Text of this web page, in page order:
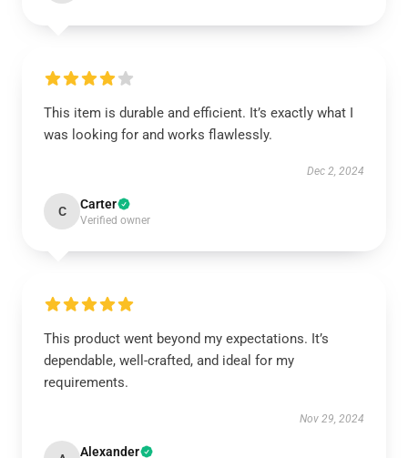
This item is durable and efficient. It’s exactly what I
was looking for and works flawlessly.
Dec 2, 2024
C Carter
Verified owner
This product went beyond my expectations. It’s
dependable, well-crafted, and ideal for my
requirements.
Nov 29, 2024
Alexander